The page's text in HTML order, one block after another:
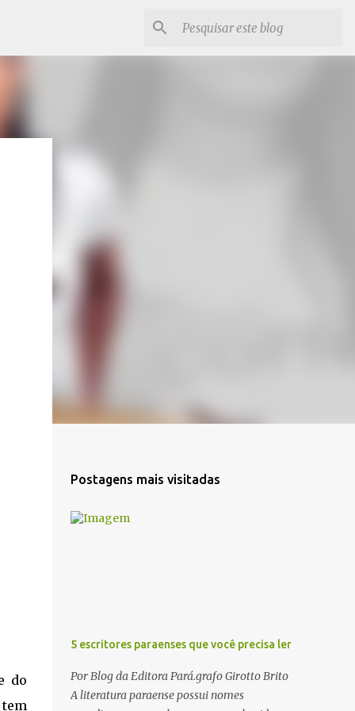
do
Postagens mais visitadas
5 escritores paraenses que você precisa ler
Por Blog da Editora Pará.grafo Girotto Brito
A literatura paraense possui nomes